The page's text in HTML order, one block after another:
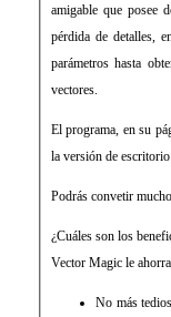
amigable que posee
pérdida de detalles,
parámetros hasta
vectores.
El programa, en su
la versión de
Podrás convetir
¿Cuáles son los
Vector Magic le
No más